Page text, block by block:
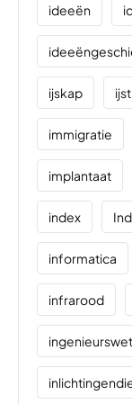
ideeën
ijskap
immigratie
implantaat
index
informatica
infrarood